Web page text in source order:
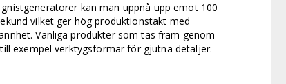
kan man uppnå upp emot 100
vilket ger hög produktionstakt med
Vanliga produkter som tas fram genom
exempel verktygsformar för gjutna detaljer.